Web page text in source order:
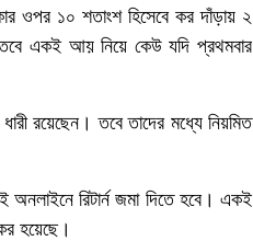
ওপর ১০ শতাংশ হিসেবে কর দাঁড়ায় ২
তবে একই আয় নিয়ে কেউ যদি প্রথমবার
রয়েছেন। তবে তাদের মধ্যে নিয়মিত
অনলাইনে রিটার্ন জমা দিতে হবে। একই
হয়েছে।